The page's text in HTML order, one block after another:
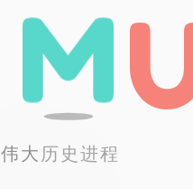
M
伟大 历史进程